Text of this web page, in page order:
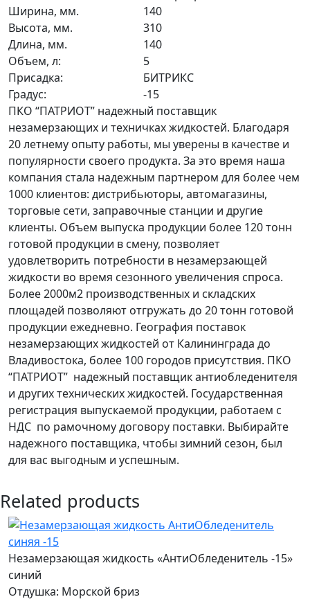
Ширина, мм.
140
Высота, мм.
310
Длина, мм.
140
Объем, л:
5
Присадка:
БИТРИКС
Градус:
-15
ПКО “ПАТРИОТ” надежный поставщик
незамерзающих и техничках жидкостей. Благодаря
20 летнему опыту работы, мы уверены в качестве и
популярности своего продукта. За это время наша
компания стала надежным партнером для более чем
1000 клиентов: дистрибьюторы, автомагазины,
торговые сети, заправочные станции и другие
клиенты. Объем выпуска продукции более 120 тонн
готовой продукции в смену, позволяет
удовлетворить потребности в незамерзающей
жидкости во время сезонного увеличения спроса.
Более 2000м2 производственных и складских
площадей позволяют отгружать до 20 тонн готовой
продукции ежедневно. География поставок
незамерзающих жидкостей от Калининграда до
Владивостока, более 100 городов присутствия. ПКО
“ПАТРИОТ” надежный поставщик антиобледенителя
и других технических жидкостей. Государственная
регистрация выпускаемой продукции, работаем с
НДС по рамочному договору поставки. Выбирайте
надежного поставщика, чтобы зимний сезон, был
для вас выгодным и успешным.
Related products
Незамерзающая жидкость «АнтиОбледенитель -15»
синий
Отдушка: Морской бриз